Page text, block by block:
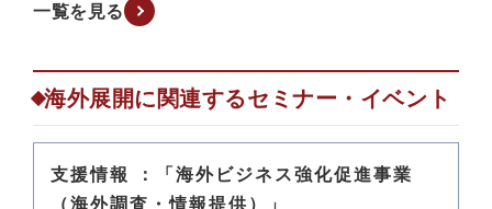
一覧を見る
海外展開に関連するセミナー・イベント
支援情報 ：「海外ビジネス強化促進事業
（海外調査・情報提供）」